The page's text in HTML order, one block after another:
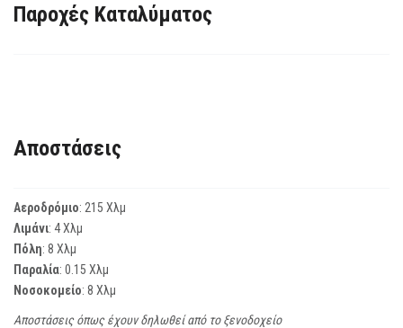
Παροχές Καταλύματος
Αποστάσεις
Αεροδρόμιο: 215 Χλμ
Λιμάνι: 4 Χλμ
Πόλη: 8 Χλμ
Παραλία: 0.15 Χλμ
Νοσοκομείο: 8 Χλμ
Αποστάσεις όπως έχουν δηλωθεί από το ξενοδοχείο